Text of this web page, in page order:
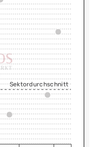
Sektordurchschnitt